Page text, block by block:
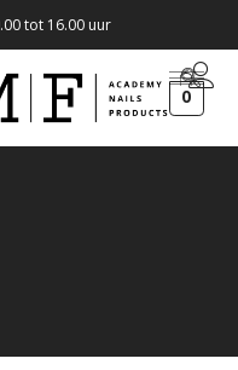
tot 16.00 uur
0